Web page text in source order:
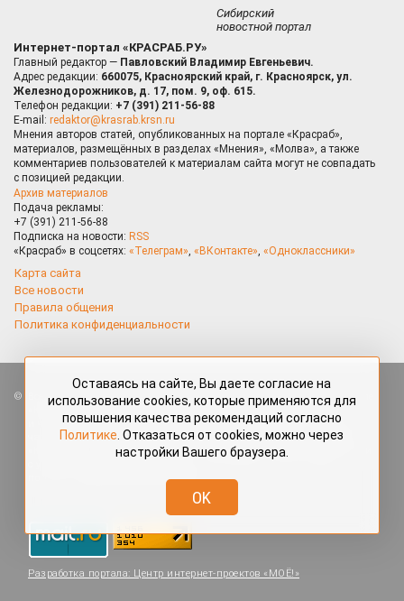
Сибирский
новостной портал
Интернет-портал «КРАСРАБ.РУ»
Главный редактор — Павловский Владимир Евгеньевич.
Адрес редакции: 660075, Красноярский край, г. Красноярск, ул.
Железнодорожников, д. 17, пом. 9, оф. 615.
Телефон редакции: +7 (391) 211-56-88
E-mail: redaktor@krasrab.krsn.ru
Мнения авторов статей, опубликованных на портале «Красраб»,
материалов, размещённых в разделах «Мнения», «Молва», а также
комментариев пользователей к материалам сайта могут не совпадать
с позицией редакции.
Архив материалов
Подача рекламы:
+7 (391) 211-56-88
Подписка на новости: RSS
«Красраб» в соцсетях: «Телеграм», «ВКонтакте», «Одноклассники»
Карта сайта
Все новости
Правила общения
Политика конфиденциальности
Все права защищены. Любые материалы, размещённые на портале
«Красраб.ру» сотрудниками редакции, нештатными авторами
и читателями, являются объектами авторского права. Полное или
частичное использование материалов, размещённых на портале
«Красраб.ру», допускается только с письменного согласия редакции
redaktor@krasrab.krsn.ru.
Разработка портала: Центр интернет-проектов «МОЁ!»
Оставаясь на сайте, Вы даете согласие на
использование cookies, которые применяются для
повышения качества рекомендаций согласно
Политике . Отказаться от cookies, можно через
настройки Вашего браузера.
OK